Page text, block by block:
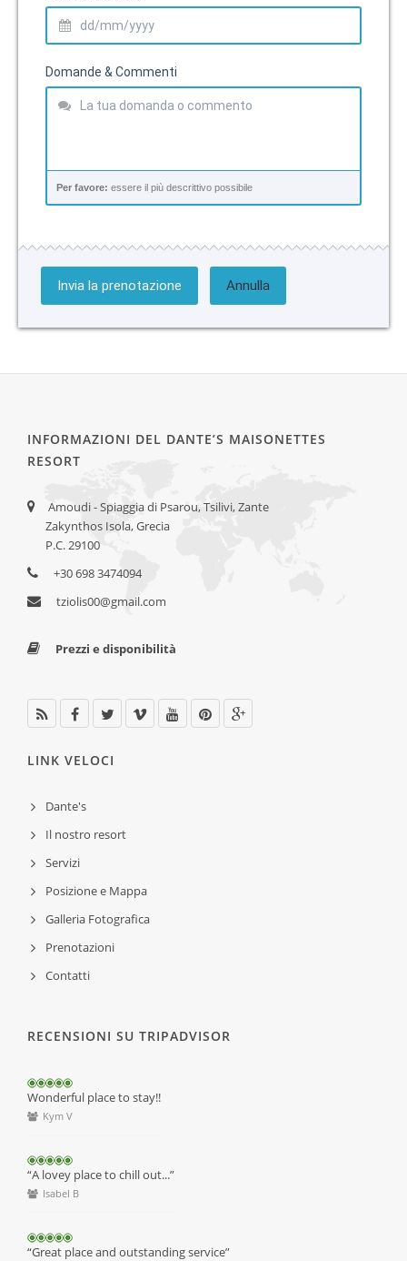
Domande & Commenti
Per favore: essere il più descrittivo possibile
Invia la prenotazione Annulla
INFORMAZIONI DEL DANTE’S MAISONETTES
RESORT
Amoudi - Spiaggia di Psarou, Tsilivi, Zante
Zakynthos Isola, Grecia
P.C. 29100
+30 698 3474094
tziolis00@gmail.com
Prezzi e disponibilità
LINK VELOCI
Dante's
Il nostro resort
Servizi
Posizione e Mappa
Galleria Fotografica
Prenotazioni
Contatti
RECENSIONI SU TRIPADVISOR
Wonderful place to stay!!
Kym V
“A lovey place to chill out...”
Isabel B
“Great place and outstanding service”